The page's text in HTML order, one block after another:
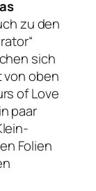
zu den
sich
von oben
of Love
paar
Folien